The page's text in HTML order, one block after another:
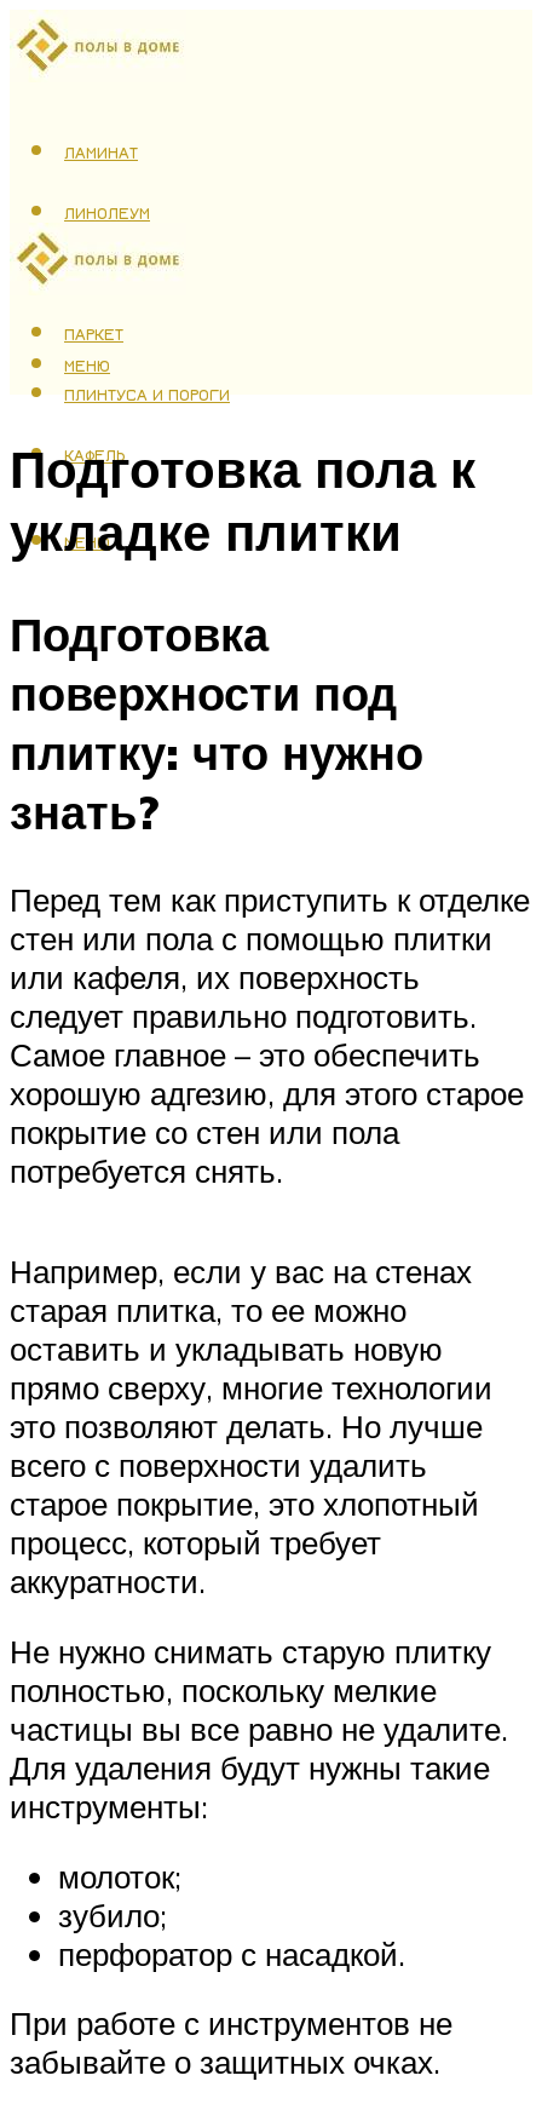
ЛАМИНАТ
ЛИНОЛЕУМ
ТЕПЛЫЙ ПОЛ
ПАРКЕТ
ПЛИНТУСА И ПОРОГИ
КАФЕЛЬ
МЕНЮ
МЕНЮ
Подготовка пола к
укладке плитки
Подготовка
поверхности под
плитку: что нужно
знать?
Перед тем как приступить к отделке
стен или пола с помощью плитки
или кафеля, их поверхность
следует правильно подготовить.
Самое главное – это обеспечить
хорошую адгезию, для этого старое
покрытие со стен или пола
потребуется снять.
Например, если у вас на стенах
старая плитка, то ее можно
оставить и укладывать новую
прямо сверху, многие технологии
это позволяют делать. Но лучше
всего с поверхности удалить
старое покрытие, это хлопотный
процесс, который требует
аккуратности.
Не нужно снимать старую плитку
полностью, поскольку мелкие
частицы вы все равно не удалите.
Для удаления будут нужны такие
инструменты:
молоток;
зубило;
перфоратор с насадкой.
При работе с инструментов не
забывайте о защитных очках.